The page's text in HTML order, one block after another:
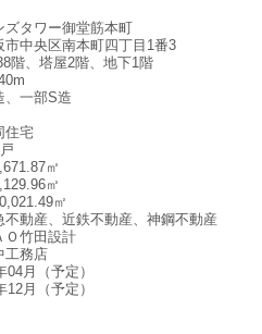
ズタワー御堂筋本町
市中央区南本町四丁目1番3
階、塔屋2階、地下1階
、一部S造
住宅
㎡
㎡
㎡
不動産、近鉄不動産、神鋼不動産
Ｏ竹田設計
工務店
04月（予定）
12月（予定）